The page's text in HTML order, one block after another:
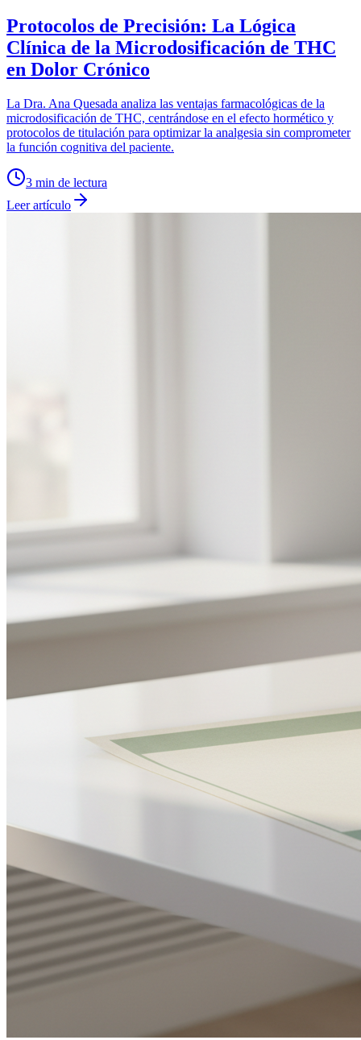
Protocolos de Precisión: La Lógica
Clínica de la Microdosificación de THC
en Dolor Crónico
La Dra. Ana Quesada analiza las ventajas farmacológicas de la
microdosificación de THC, centrándose en el efecto hormético y
protocolos de titulación para optimizar la analgesia sin comprometer
la función cognitiva del paciente.
3 min de lectura
Leer artículo